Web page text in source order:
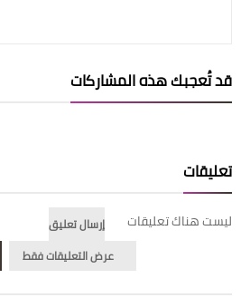
قد تُعجبك هذه المشاركات
تعليقات
ليست هناك تعليقات
إرسال تعليق
عرض التعليقات فقط